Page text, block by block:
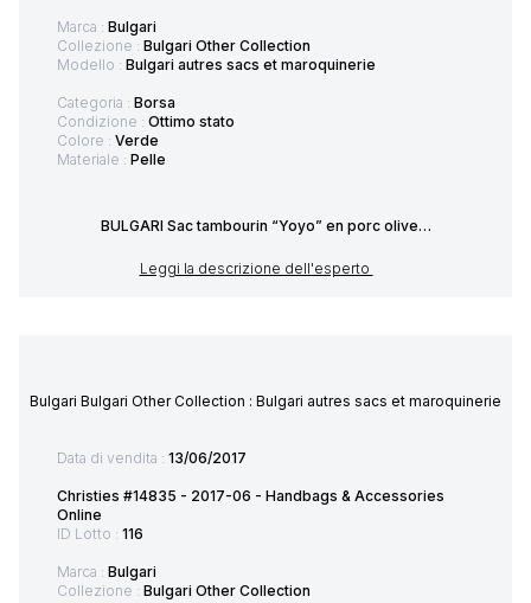
Marca : Bulgari
Collezione : Bulgari Other Collection
Modello : Bulgari autres sacs et maroquinerie
Categoria : Borsa
Condizione : Ottimo stato
Colore : Verde
Materiale : Pelle
BULGARI Sac tambourin “Yoyo” en porc olive…
Leggi la descrizione dell'esperto
Bulgari Bulgari Other Collection : Bulgari autres sacs et maroquinerie
Data di vendita : 13/06/2017
Christies #14835 - 2017-06 - Handbags & Accessories
Online
ID Lotto : 116
Marca : Bulgari
Collezione : Bulgari Other Collection